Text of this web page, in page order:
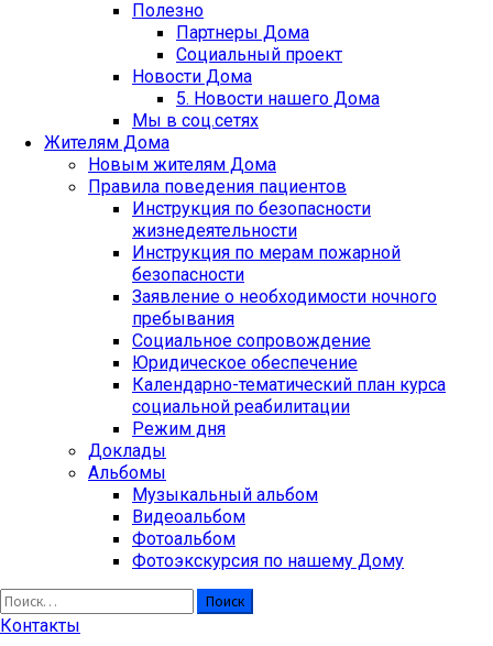
Полезно
Партнеры Дома
Социальный проект
Новости Дома
5. Новости нашего Дома
Мы в соц.сетях
Жителям Дома
Новым жителям Дома
Правила поведения пациентов
Инструкция по безопасности
жизнедеятельности
Инструкция по мерам пожарной
безопасности
Заявление о необходимости ночного
пребывания
Социальное сопровождение
Юридическое обеспечение
Календарно-тематический план курса
социальной реабилитации
Режим дня
Доклады
Альбомы
Музыкальный альбом
Видеоальбом
Фотоальбом
Фотоэкскурсия по нашему Дому
Найти:
Контакты